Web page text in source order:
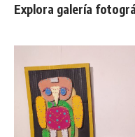
Explora galería